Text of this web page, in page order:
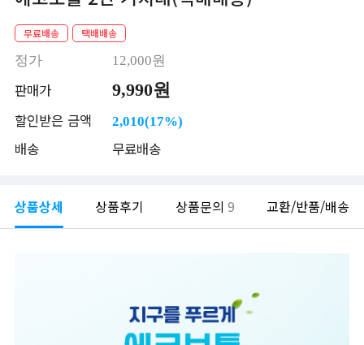
무료배송 택배배송
정가 12,000원
판매가 9,990원
할인받은 금액 2,010(17%)
배송 무료배송
상품상세 상품후기 상품문의9 교환/반품/배송